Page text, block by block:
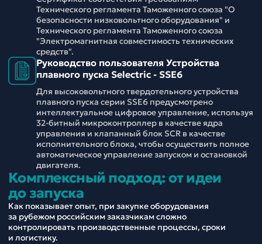
Технического регламента Таможенного союза "О
безопасности низковольтного оборудования" и
Технического регламента Таможенного союза
"Электромагнитная совместимость технических
средств".
Руководство пользователя Устройства
плавного пуска Selectric - SSE6
Для высоковольтного твердотельного устройства
плавного пуска серии SSE6 предусмотрено
интеллектуальное цифровое управление, используя
32-битный микроконтроллер в качестве ядра
управления и клапанный блок SCR в качестве
исполнительного блока, чтобы осуществить полное
автоматическое управление запуском и остановкой
двигателя.
Комплексный подход: от идеи
до запуска
Как показывает опыт, при закупке оборудования
за рубежом российским заказчикам сложно
контролировать производственные процессы, сроки
и логистику.